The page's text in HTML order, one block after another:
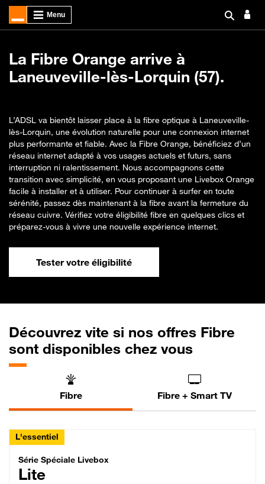
La Fibre Orange arrive à
Laneuveville-lès-Lorquin (57).
L’ADSL va bientôt laisser place à la fibre optique à Laneuveville-
lès-Lorquin, une évolution naturelle pour une connexion internet
plus performante et fiable. Avec la Fibre Orange, bénéficiez d’un
réseau internet adapté à vos usages actuels et futurs, sans
interruption ni ralentissement. Nous accompagnons cette
transition avec simplicité, en vous proposant une Livebox Orange
facile à installer et à utiliser. Pour continuer à surfer en toute
sérénité, passez dès maintenant à la fibre avant la fermeture du
réseau cuivre. Vérifiez votre éligibilité fibre en quelques clics et
préparez-vous à vivre une nouvelle expérience internet.
Tester votre éligibilité
Découvrez vite si nos offres Fibre
sont disponibles chez vous
Fibre Fibre + Smart TV
L'essentiel
Série Spéciale Livebox Lite Fibre
Série Spéciale Livebox
Lite